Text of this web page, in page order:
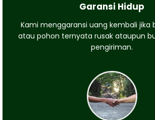
Garansi Hidup
Kami menggaransi uang kembali jika
atau pohon ternyata rusak ataupun
pengiriman.